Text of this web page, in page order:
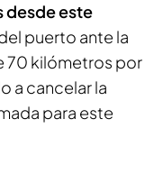
desde este
puerto ante la
70 kilómetros por
a cancelar la
para este